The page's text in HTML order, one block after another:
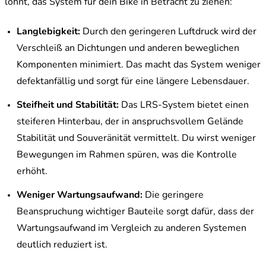
lohnt, das System für dein Bike in Betracht zu ziehen:
Langlebigkeit: Durch den geringeren Luftdruck wird der
Verschleiß an Dichtungen und anderen beweglichen
Komponenten minimiert. Das macht das System weniger
defektanfällig und sorgt für eine längere Lebensdauer.
Steifheit und Stabilität: Das LRS-System bietet einen
steiferen Hinterbau, der in anspruchsvollem Gelände
Stabilität und Souveränität vermittelt. Du wirst weniger
Bewegungen im Rahmen spüren, was die Kontrolle
erhöht.
Weniger Wartungsaufwand: Die geringere
Beanspruchung wichtiger Bauteile sorgt dafür, dass der
Wartungsaufwand im Vergleich zu anderen Systemen
deutlich reduziert ist.